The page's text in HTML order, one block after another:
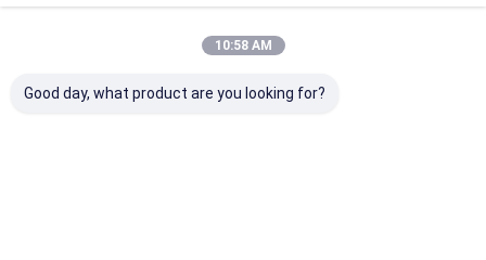
10:58 AM
Good day, what product are you looking for?